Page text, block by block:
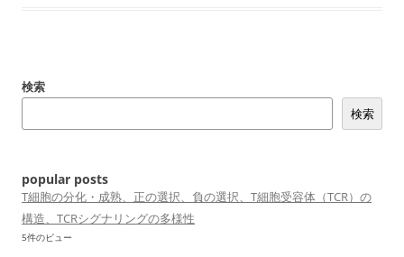
検索
検索
popular posts
T細胞の分化・成熟、正の選択、負の選択、T細胞受容体（TCR）の
構造、TCRシグナリングの多様性
5件のビュー